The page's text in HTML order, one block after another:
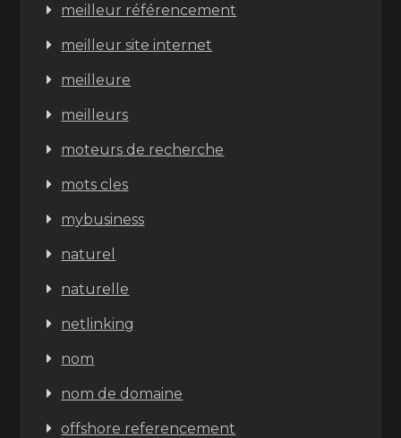
meilleur référencement
meilleur site internet
meilleure
meilleurs
moteurs de recherche
mots cles
mybusiness
naturel
naturelle
netlinking
nom
nom de domaine
offshore referencement